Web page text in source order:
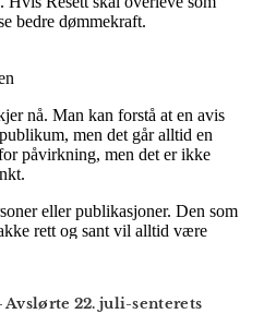
22. juli-senterets